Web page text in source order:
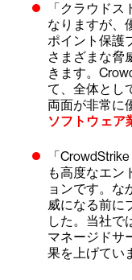
「クラウド
なりますが、
ポイント保護
さまざまな脅
きます。
て、全体とし
両面が非常に
ソフトウェア
「
も高度なエン
ョンです。な
威になる前に
した。当社で
マネージドサ
果を上げてい